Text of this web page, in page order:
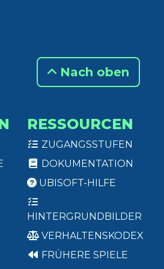
Nach oben
RESSOURCEN
ZUGANGSSTUFEN
DOKUMENTATION
UBISOFT-HILFE
HINTERGRUNDBILDER
VERHALTENSKODEX
FRÜHERE SPIELE